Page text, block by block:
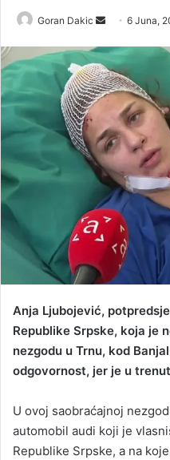
Goran Dakic
d
a
e
m
a
i
l
6 Juna,
Anja Ljubojević,
Republike Srpske, koja je
nezgodu u Trnu, kod
odgovornost, jer je u
U ovoj saobraćajnoj
automobil audi koji je
Republike Srpske, a na